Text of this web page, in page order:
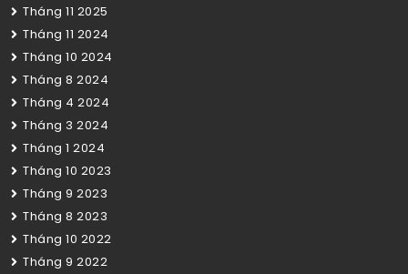
Tháng 11 2025
Tháng 11 2024
Tháng 10 2024
Tháng 8 2024
Tháng 4 2024
Tháng 3 2024
Tháng 1 2024
Tháng 10 2023
Tháng 9 2023
Tháng 8 2023
Tháng 10 2022
Tháng 9 2022